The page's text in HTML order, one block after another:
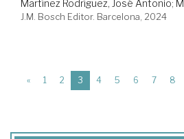
Martínez Rodríguez, José Antonio;
J.M. Bosch Editor. Barcelona, 2024
« 1 2 3 (current)
4 5 6 7 8